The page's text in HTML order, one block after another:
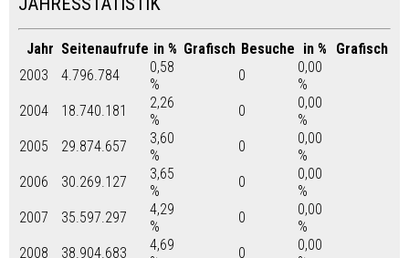
Jahr Seitenaufrufe in % Grafisch Besuche in %
Grafisch
2003
4.796.784
0,58
%
0
0,00
%
2004
18.740.181
2,26
%
0
0,00
%
2005
29.874.657
3,60
%
0
0,00
%
2006
30.269.127
3,65
%
0
0,00
%
2007
35.597.297
4,29
%
0
0,00
%
2008
38.904.683
4,69
0
0,00